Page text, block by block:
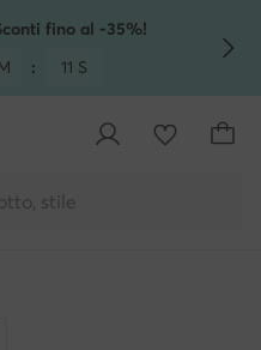
fino al -35%!
: 11 S
stile